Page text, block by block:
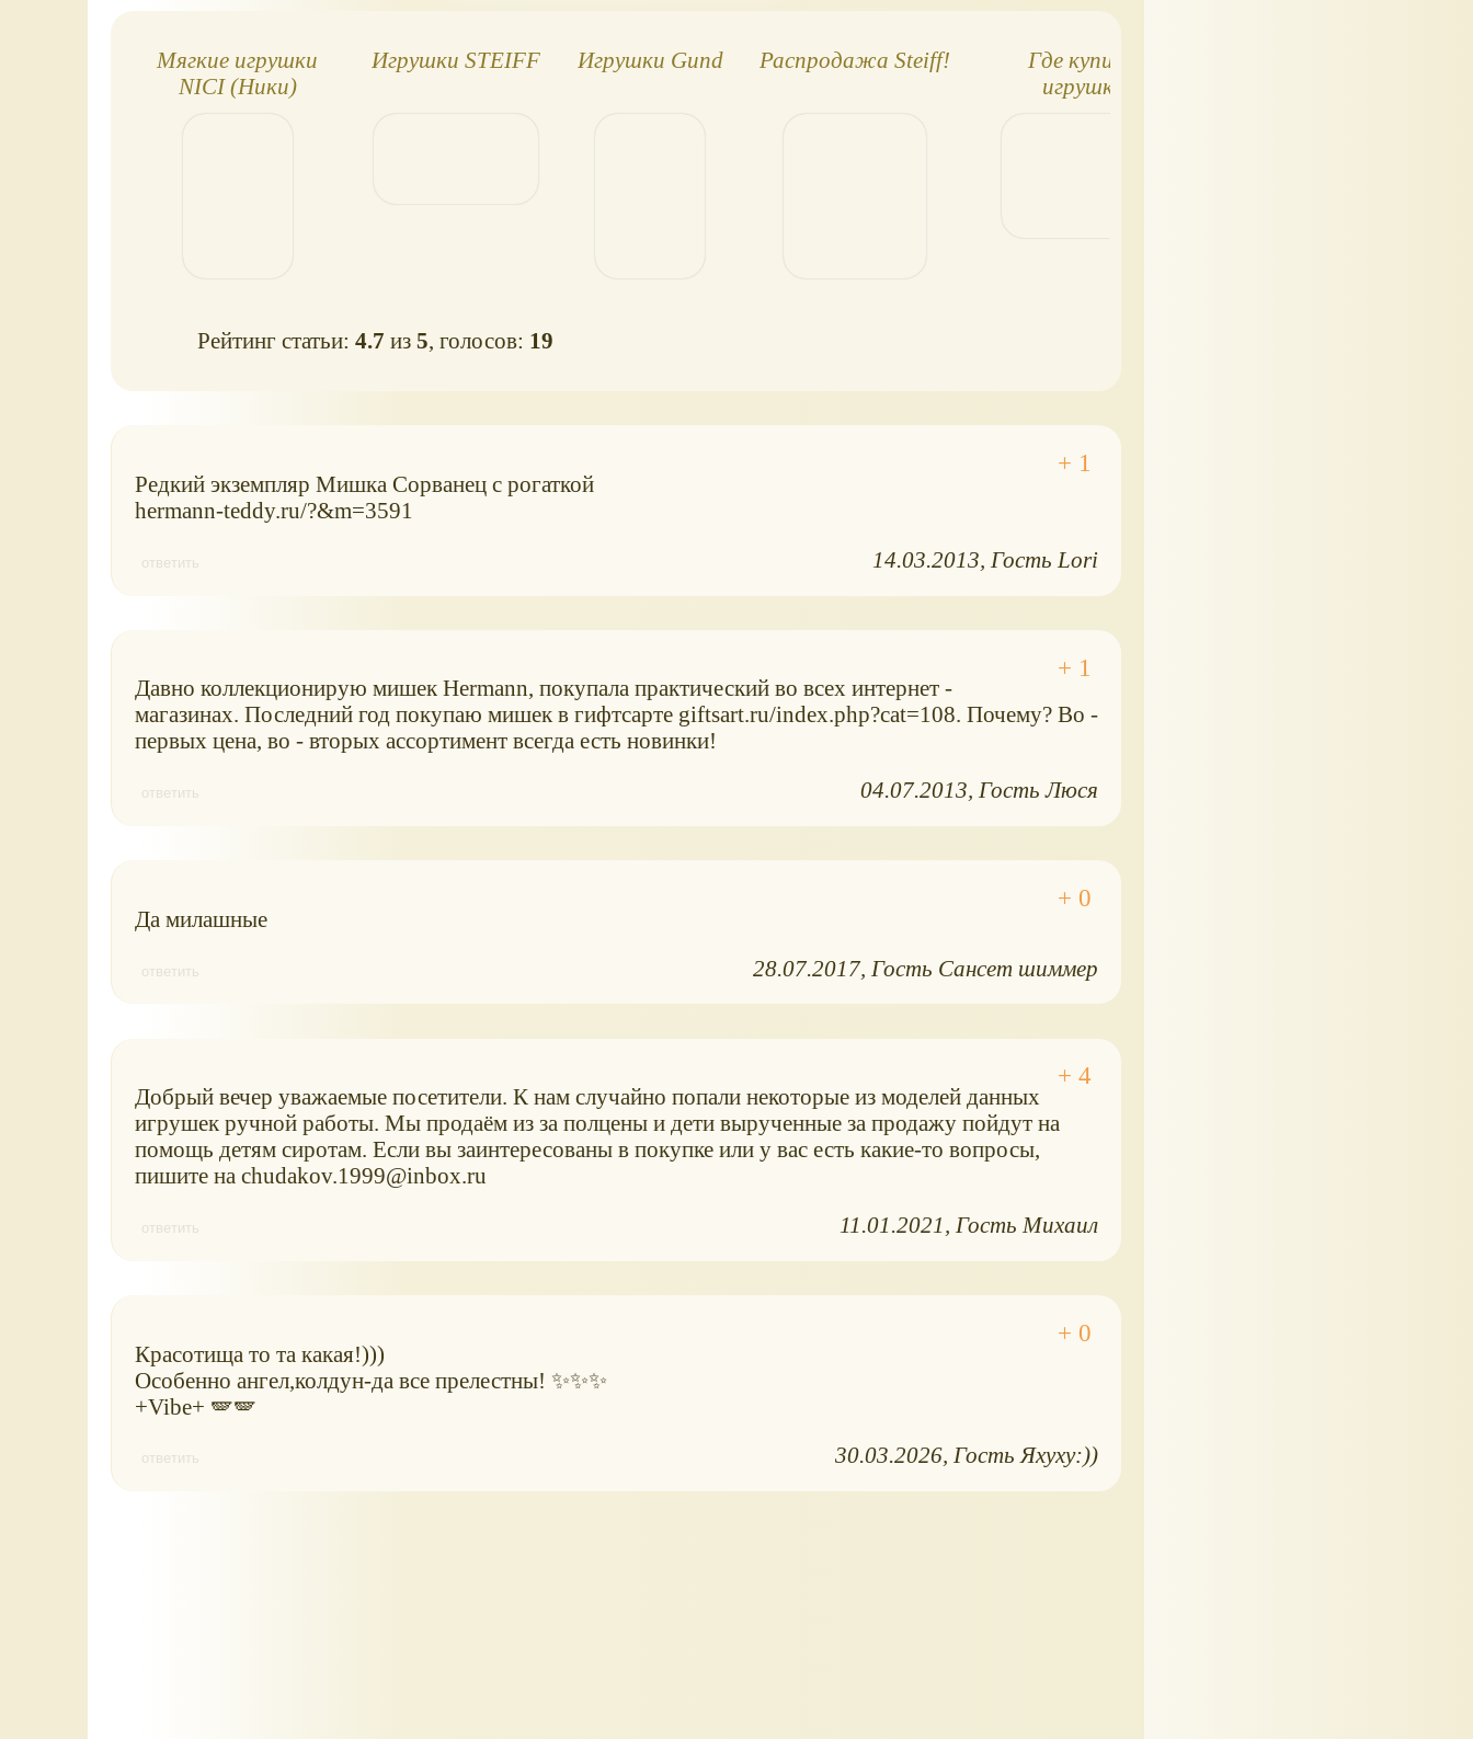
Мягкие игрушки
NICI (Ники)
Игрушки STEIFF Игрушки Gund Распродажа Steiff!
Где купить
игрушки
Рейтинг статьи:4.7 из5, голосов: 19
Редкий экземпляр Мишка Сорванец с рогаткой
hermann-teddy.ru/?&m=3591
ответить 14.03.2013 Гость Lori
Давно коллекционирую мишек Hermann, покупала практический во всех интернет -
магазинах. Последний год покупаю мишек в гифтсарте giftsart.ru/index.php?cat=108. Почему? Во -
первых цена, во - вторых ассортимент всегда есть новинки!
ответить 04.07.2013 Гость Люся
Да милашные
ответить 28.07.2017 Гость Сансет шиммер
Добрый вечер уважаемые посетители. К нам случайно попали некоторые из моделей данных
игрушек ручной работы. Мы продаём из за полцены и дети вырученные за продажу пойдут на
помощь детям сиротам. Если вы заинтересованы в покупке или у вас есть какие-то вопросы,
пишите на chudakov.1999@inbox.ru
ответить 11.01.2021 Гость Михаил
Красотища то та какая!)))
Особенно ангел,колдун-да все прелестны! ✨✨✨
+Vibe+ 🪽🪽
ответить 30.03.2026 Гость Яхуху:))